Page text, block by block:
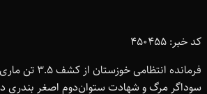
کد خبر: 450455
سوداگر مرگ و شهادت ستوان‌دوم اصغر بندری